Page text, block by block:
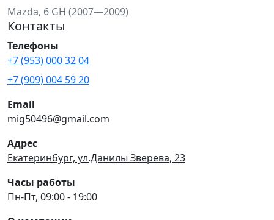
Mazda, 6 GH (2007—2009)
Контакты
Телефоны
+7 (953) 000 32 04
+7 (909) 004 59 20
Email
mig50496@gmail.com
Адрес
Екатеринбург, ул.Данилы Зверева, 23
Часы работы
Пн-Пт, 09:00 - 19:00